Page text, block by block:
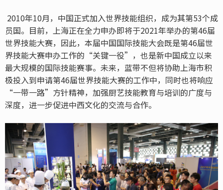
2010年10月，中国正式加入世界技能组织，成为其第53个成
员国。目前，上海正在全力申办即将于2021年举办的第46届
世界技能大赛，因此，本届中国国际技能大会既是第46届世
界技能大赛申办工作的“关键一役”，也是新中国成立以来
最大规模的国际技能赛事。未来，蓝带不但将协助上海市积
极投入到申请第46届世界技能大赛的工作中，同时也将响应
“一带一路”方针精神，加强厨艺技能教育与培训的广度与
深度，进一步促进中西文化的交流与合作。